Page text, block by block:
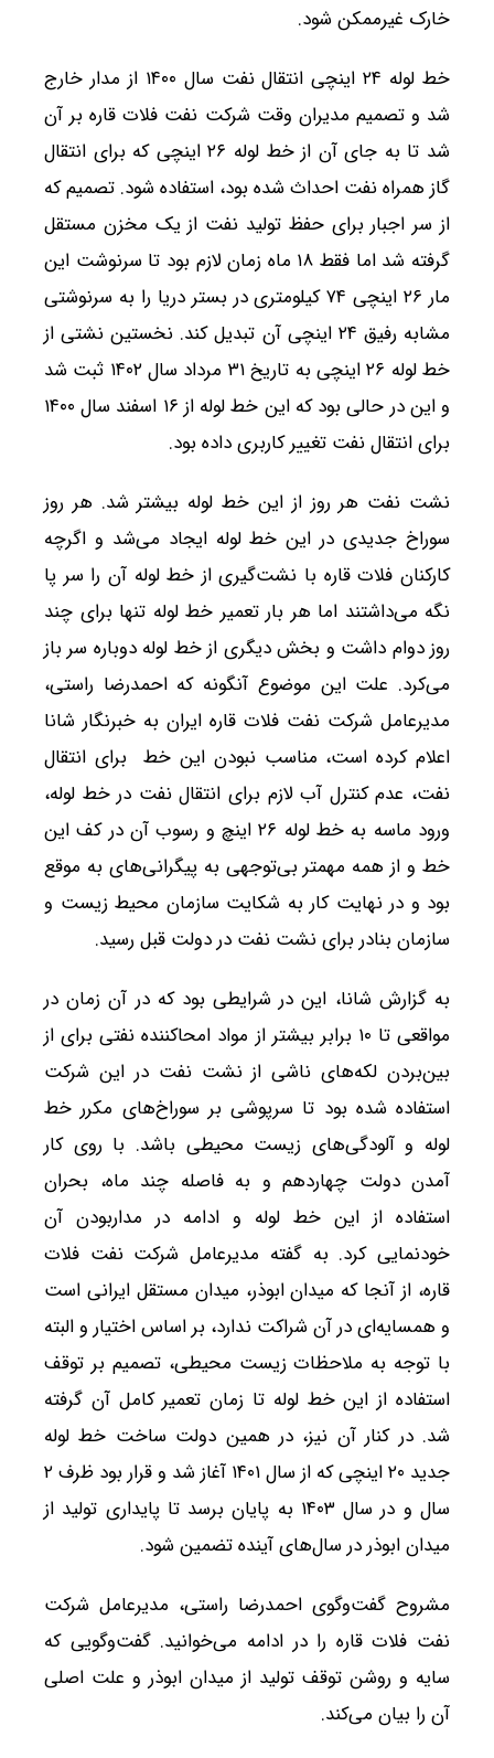
خارک غیرممکن شود.
خط لوله ۲۴ اینچی انتقال نفت سال ۱۴۰۰ از مدار خارج
شد و تصمیم مدیران وقت شرکت نفت فلات قاره بر آن
شد تا به جای آن از خط لوله ۲۶ اینچی که برای انتقال
گاز همراه نفت احداث شده بود، استفاده شود. تصمیم که
از سر اجبار برای حفظ تولید نفت از یک مخزن مستقل
گرفته شد اما فقط ۱۸ ماه زمان لازم بود تا سرنوشت این
مار ۲۶ اینچی ۷۴ کیلومتری در بستر دریا را به سرنوشتی
مشابه رفیق ۲۴ اینچی آن تبدیل کند. نخستین نشتی از
خط لوله ۲۶ اینچی به تاریخ ۳۱ مرداد سال ۱۴۰۲ ثبت شد
و این در حالی بود که این خط لوله از ۱۶ اسفند سال ۱۴۰۰
برای انتقال نفت تغییر کاربری داده بود.
نشت نفت هر روز از این خط لوله بیشتر شد. هر روز
سوراخ جدیدی در این خط لوله ایجاد می‌شد و اگرچه
کارکنان فلات قاره با نشت‌گیری از خط لوله آن را سر پا
نگه می‌داشتند اما هر بار تعمیر خط لوله تنها برای چند
روز دوام داشت و بخش دیگری از خط لوله دوباره سر باز
می‌کرد. علت این موضوع آنگونه که احمدرضا راستی،
مدیرعامل شرکت نفت فلات قاره ایران به خبرنگار شانا
اعلام کرده است، مناسب نبودن این خط برای انتقال
نفت، عدم کنترل آب لازم برای انتقال نفت در خط لوله،
ورود ماسه به خط لوله ۲۶ اینچ و رسوب آن در کف این
خط و از همه مهمتر بی‌توجهی به پیگرانی‌های به موقع
بود و در نهایت کار به شکایت سازمان محیط زیست و
سازمان بنادر برای نشت نفت در دولت قبل رسید.
به گزارش شانا، این در شرایطی بود که در آن زمان در
مواقعی تا ۱۰ برابر بیشتر از مواد امحاکننده نفتی برای از
بین‌بردن لکه‌های ناشی از نشت نفت در این شرکت
استفاده شده بود تا سرپوشی بر سوراخ‌های مکرر خط
لوله و آلودگی‌های زیست محیطی باشد. با روی کار
آمدن دولت چهاردهم و به فاصله چند ماه، بحران
استفاده از این خط لوله و ادامه در مداربودن آن
خودنمایی کرد. به گفته مدیرعامل شرکت نفت فلات
قاره، از آنجا که میدان ابوذر، میدان مستقل ایرانی است
و همسایه‌ای در آن شراکت ندارد، بر اساس اختیار و البته
با توجه به ملاحظات زیست محیطی، تصمیم بر توقف
استفاده از این خط لوله تا زمان تعمیر کامل آن گرفته
شد. در کنار آن نیز، در همین دولت ساخت خط لوله
جدید ۲۰ اینچی که از سال ۱۴۰۱ آغاز شد و قرار بود ظرف ۲
سال و در سال ۱۴۰۳ به پایان برسد تا پایداری تولید از
میدان ابوذر در سال‌های آینده تضمین شود.
مشروح گفت‌وگوی احمدرضا راستی، مدیرعامل شرکت
نفت فلات قاره را در ادامه می‌خوانید. گفت‌وگویی که
سایه و روشن توقف تولید از میدان ابوذر و علت اصلی
آن را بیان می‌کند.